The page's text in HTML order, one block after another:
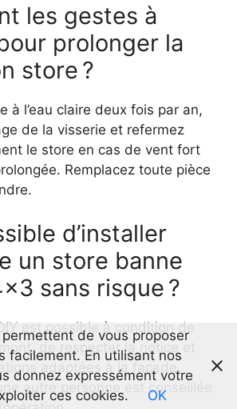
les gestes à
prolonger la
store ?
à l’eau claire deux fois par an,
de la visserie et refermez
le store en cas de vent fort
Remplacez toute pièce
d’installer
un store banne
sans risque ?
est possible à condition de
de respecter la notice et
adaptées à la façade.
autre personne est conseillée
de vous proposer
facilement. En utilisant nos
donnez expressément votre
ces cookies.
OK